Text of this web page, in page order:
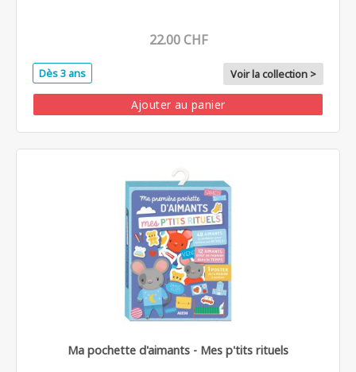
22.00 CHF
Dès 3 ans Voir la collection >
Ajouter au panier
Ma pochette d'aimants - Mes p'tits rituels